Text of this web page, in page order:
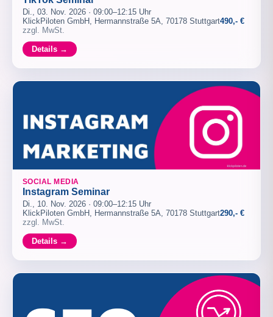
Di., 03. Nov. 2026 · 09:00–12:15 Uhr
KlickPiloten GmbH, Hermannstraße 5A, 70178 Stuttgart490,- €
zzgl. MwSt.
Details →
SOCIAL MEDIA
Instagram Seminar
Di., 10. Nov. 2026 · 09:00–12:15 Uhr
KlickPiloten GmbH, Hermannstraße 5A, 70178 Stuttgart290,- €
zzgl. MwSt.
Details →